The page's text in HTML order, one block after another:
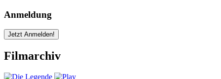
Anmeldung
Jetzt Anmelden!
Filmarchiv